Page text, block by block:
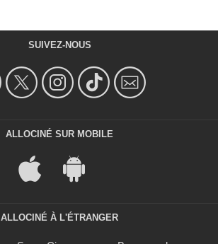
SUIVEZ-NOUS
ALLOCINÉ SUR MOBILE
ALLOCINÉ À L'ÉTRANGER